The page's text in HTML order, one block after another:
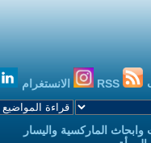
الانستغرام
الماركسية واليسار